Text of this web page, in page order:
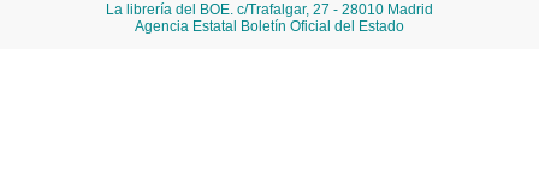
La librería del BOE. c/Trafalgar, 27 - 28010 Madrid
Agencia Estatal Boletín Oficial del Estado